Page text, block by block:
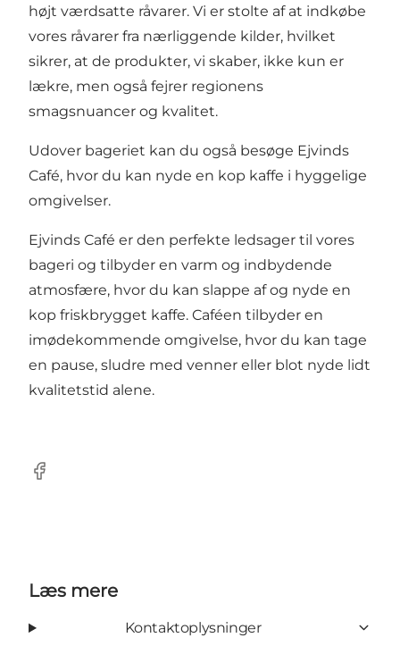
højt værdsatte råvarer. Vi er stolte af at indkøbe
vores råvarer fra nærliggende kilder, hvilket
sikrer, at de produkter, vi skaber, ikke kun er
lækre, men også fejrer regionens
smagsnuancer og kvalitet.
Udover bageriet kan du også besøge Ejvinds
Café, hvor du kan nyde en kop kaffe i hyggelige
omgivelser.
Ejvinds Café er den perfekte ledsager til vores
bageri og tilbyder en varm og indbydende
atmosfære, hvor du kan slappe af og nyde en
kop friskbrygget kaffe. Caféen tilbyder en
imødekommende omgivelse, hvor du kan tage
en pause, sludre med venner eller blot nyde lidt
kvalitetstid alene.
Facebook
Læs mere
Kontaktoplysninger